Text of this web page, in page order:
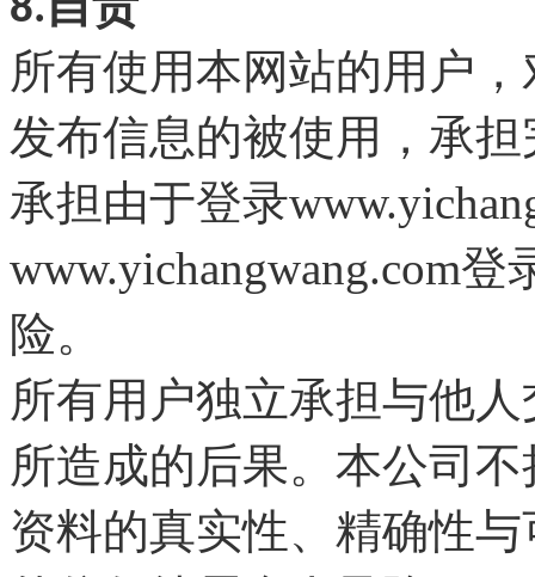
8.自责
所有使用本网站的用户
发布信息的被使用，承
承担由于登录www.
www.yichangwang.com登
险。
所有用户独立承担与他
所造成的后果。本公司
资料的真实性、精确性